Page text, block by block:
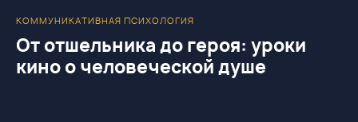
КОММУНИКАТИВНАЯ ПСИХОЛОГИЯ
От отшельника до героя: уроки
кино о человеческой душе